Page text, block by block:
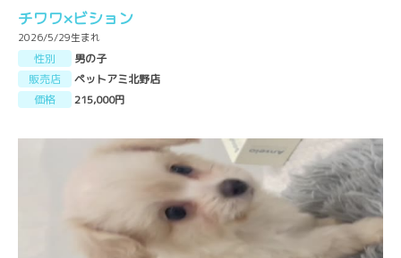
チワワ×ビション
2026/5/29生まれ
性別
男の子
販売店
ペットアミ北野店
価格
215,000円